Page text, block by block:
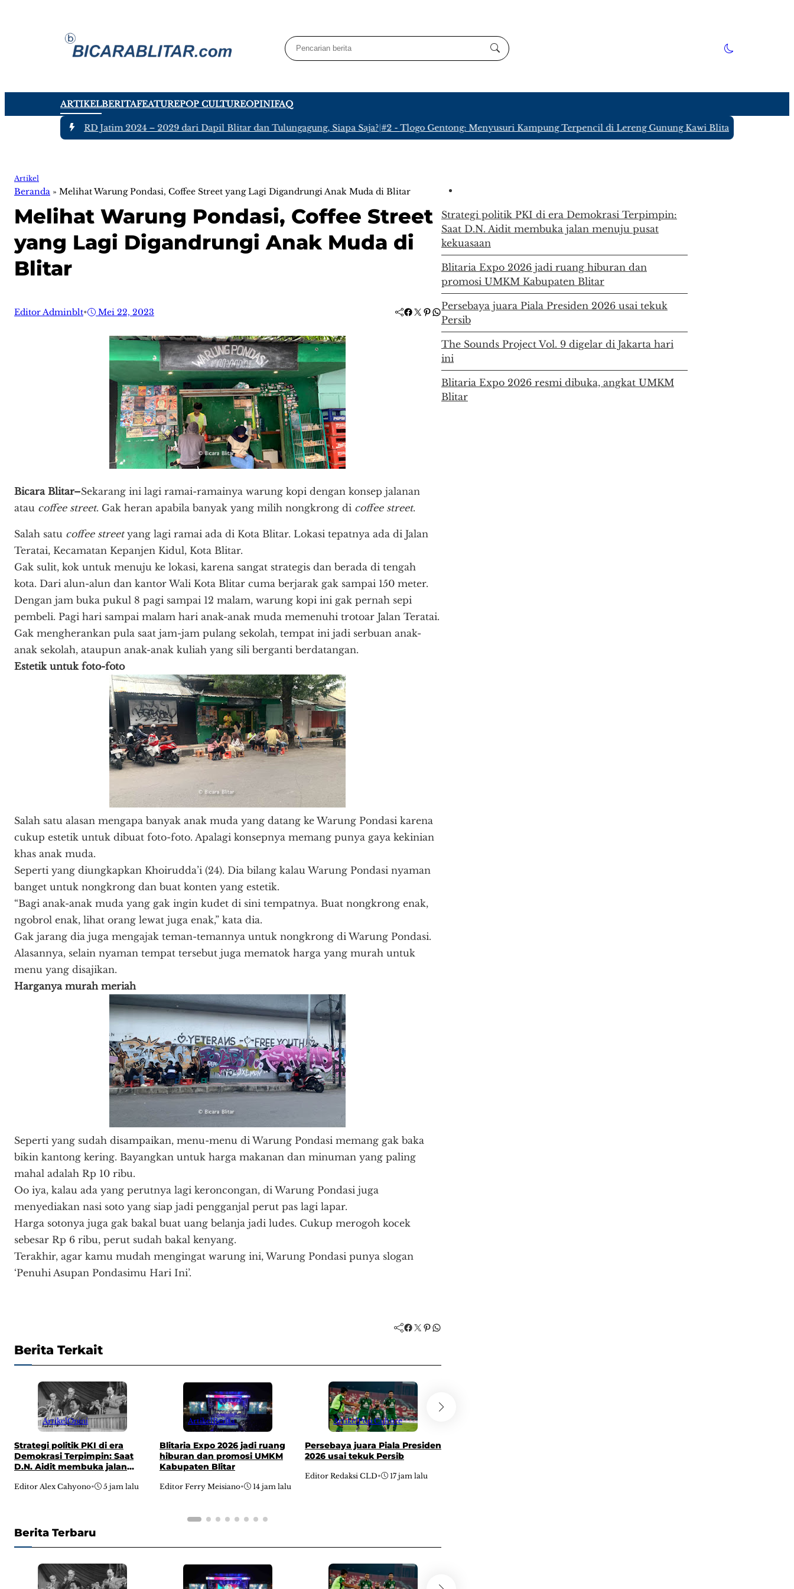
ARTIKELBERITAFEATUREPOP CULTUREOPINIFAQ
Anggota DPRD Jatim 2024 – 2029 dari Dapil Blitar dan Tulungagung, Siapa Saja? |#2 -Tlogo Gentong: Menyusuri Kampung Terpencil di Lereng Gunung Kawi Blitar yang Hanya
Artikel
Beranda » Melihat Warung Pondasi, Coffee Street yang Lagi Digandrungi Anak Muda di Blitar
Melihat Warung Pondasi, Coffee Street
yang Lagi Digandrungi Anak Muda di
Blitar
Editor Adminblt• Mei 22, 2023 Facebook Twitter Pinterest WhatsApp
Bicara Blitar–Sekarang ini lagi ramai-ramainya warung kopi dengan konsep jalanan
atau coffee street. Gak heran apabila banyak yang milih nongkrong di coffee street.
Salah satu coffee streetyang lagi ramai ada di Kota Blitar. Lokasi tepatnya ada di Jalan
Teratai, Kecamatan Kepanjen Kidul, Kota Blitar.
Gak sulit, kok untuk menuju ke lokasi, karena sangat strategis dan berada di tengah
kota. Dari alun-alun dan kantor Wali Kota Blitar cuma berjarak gak sampai 150 meter.
Dengan jam buka pukul 8 pagi sampai 12 malam, warung kopi ini gak pernah sepi
pembeli. Pagi hari sampai malam hari anak-anak muda memenuhi trotoar Jalan Teratai.
Gak mengherankan pula saat jam-jam pulang sekolah, tempat ini jadi serbuan anak-
anak sekolah, ataupun anak-anak kuliah yang sili berganti berdatangan.
Estetik untuk foto-foto
Salah satu alasan mengapa banyak anak muda yang datang ke Warung Pondasi karena
cukup estetik untuk dibuat foto-foto. Apalagi konsepnya memang punya gaya kekinian
khas anak muda.
Seperti yang diungkapkan Khoirudda’i (24). Dia bilang kalau Warung Pondasi nyaman
banget untuk nongkrong dan buat konten yang estetik.
“Bagi anak-anak muda yang gak ingin kudet di sini tempatnya. Buat nongkrong enak,
ngobrol enak, lihat orang lewat juga enak,” kata dia.
Gak jarang dia juga mengajak teman-temannya untuk nongkrong di Warung Pondasi.
Alasannya, selain nyaman tempat tersebut juga mematok harga yang murah untuk
menu yang disajikan.
Harganya murah meriah
Seperti yang sudah disampaikan, menu-menu di Warung Pondasi memang gak baka
bikin kantong kering. Bayangkan untuk harga makanan dan minuman yang paling
mahal adalah Rp 10 ribu.
Oo iya, kalau ada yang perutnya lagi keroncongan, di Warung Pondasi juga
menyediakan nasi soto yang siap jadi pengganjal perut pas lagi lapar.
Harga sotonya juga gak bakal buat uang belanja jadi ludes. Cukup merogoh kocek
sebesar Rp 6 ribu, perut sudah bakal kenyang.
Terakhir, agar kamu mudah mengingat warung ini, Warung Pondasi punya slogan
‘Penuhi Asupan Pondasimu Hari Ini’.
Facebook Twitter Pinterest WhatsApp
Berita Terkait
ArtikelOpini
Strategi politik PKI di era
Demokrasi Terpimpin: Saat
D.N. Aidit membuka jalan
Editor Alex Cahyono• 5 jam lalu
ArtikelBerita
Blitaria Expo 2026 jadi ruang
hiburan dan promosi UMKM
Kabupaten Blitar
Editor Ferry Meisiano• 14 jam lalu
ArtikelPop Culture
Persebaya juara Piala Presiden
2026 usai tekuk Persib
Editor Redaksi CLD• 17 jam lalu
Berita Terbaru
Strategi politik PKI di era Demokrasi Terpimpin:
Saat D.N. Aidit membuka jalan menuju pusat
kekuasaan
Blitaria Expo 2026 jadi ruang hiburan dan
promosi UMKM Kabupaten Blitar
Persebaya juara Piala Presiden 2026 usai tekuk
Persib
The Sounds Project Vol. 9 digelar di Jakarta hari
ini
Blitaria Expo 2026 resmi dibuka, angkat UMKM
Blitar